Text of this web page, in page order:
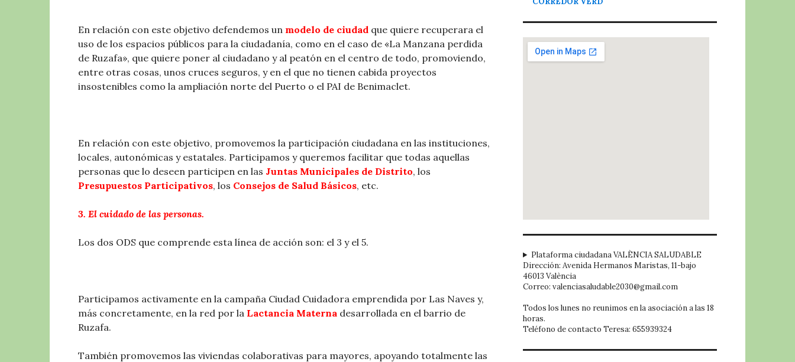
En relación con este objetivo defendemos un modelo de ciudad que quiere recuperara el
uso de los espacios públicos para la ciudadanía, como en el caso de «La Manzana perdida
de Ruzafa», que quiere poner al ciudadano y al peatón en el centro de todo, promoviendo,
entre otras cosas, unos cruces seguros, y en el que no tienen cabida proyectos
insostenibles como la ampliación norte del Puerto o el PAI de Benimaclet.
En relación con este objetivo, promovemos la participación ciudadana en las instituciones,
locales, autonómicas y estatales. Participamos y queremos facilitar que todas aquellas
personas que lo deseen participen en las Juntas Municipales de Distrito, los
Presupuestos Participativos, los Consejos de Salud Básicos, etc.
3. El cuidado de las personas.
Los dos ODS que comprende esta línea de acción son: el 3 y el 5.
Participamos activamente en la campaña Ciudad Cuidadora emprendida por Las Naves y,
más concretamente, en la red por la Lactancia Materna desarrollada en el barrio de
Ruzafa.
También promovemos las viviendas colaborativas para mayores, apoyando totalmente las
Plataforma ciudadana VALÈNCIA SALUDABLE
Dirección: Avenida Hermanos Maristas, 11-bajo
46013 València
Correo: valenciasaludable2030@gmail.com
Todos los lunes no reunimos en la asociación a las 18
horas.
Teléfono de contacto Teresa: 655939324